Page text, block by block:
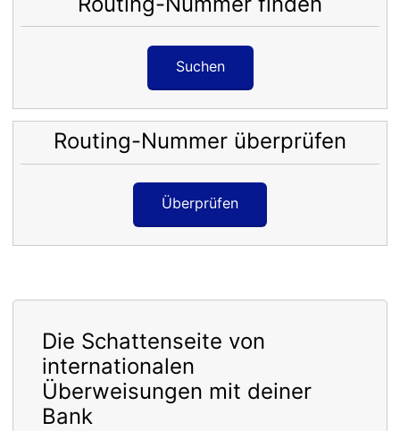
Suchen
Routing-Nummer überprüfen
Überprüfen
Die Schattenseite von
internationalen
Überweisungen mit deiner
Bank